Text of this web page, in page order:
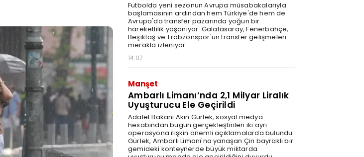
Futbolda yeni sezonun Avrupa müsabakalarıyla
başlamasının ardından hem Türkiye'de hem de
Avrupa'da transfer pazarında yoğun bir
hareketlilik yaşanıyor. Galatasaray, Fenerbahçe,
Beşiktaş ve Trabzonspor'un transfer gelişmeleri
merakla izleniyor.
14:07
Manşet
Ambarlı Limanı’nda 2,1 Milyar Liralık
Uyuşturucu Ele Geçirildi
Adalet Bakanı Akın Gürlek, sosyal medya
hesabından bugün gerçekleştirilen iki ayrı
operasyona ilişkin önemli açıklamalarda bulundu.
Gürlek, Ambarlı Limanı'na yanaşan Çin bayraklı bir
gemideki konteynerde büyük miktarda